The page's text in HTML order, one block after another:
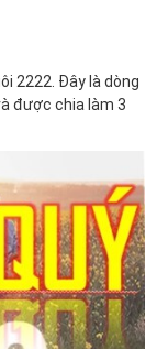
2222. Đây là dòng
được chia làm 3